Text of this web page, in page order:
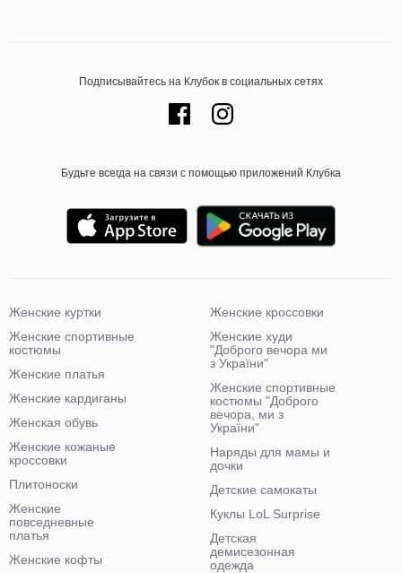
Подписывайтесь на Клубок в социальных сетях
Будьте всегда на связи с помощью приложений Клубка
Женские куртки
Женские спортивные
костюмы
Женские платья
Женские кардиганы
Женская обувь
Женские кожаные
кроссовки
Плитоноски
Женские
повседневные
платья
Женские кофты
Женские кроссовки
Женские худи
"Доброго вечора ми
з України"
Женские спортивные
костюмы "Доброго
вечора, ми з
України"
Наряды для мамы и
дочки
Детские самокаты
Куклы LoL Surprise
Детская
демисезонная
одежда